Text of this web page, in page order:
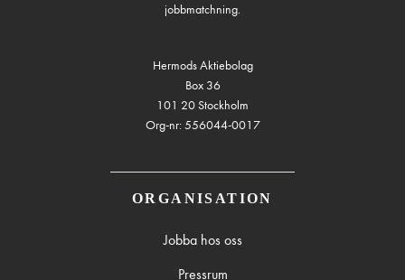
jobbmatchning.
Hermods Aktiebolag
Box 36
101 20 Stockholm
Org-nr: 556044-0017
ORGANISATION
Jobba hos oss
Pressrum